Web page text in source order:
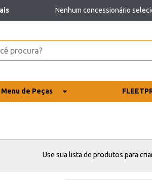
Nenhum concessionário
Menu de Peças
Use sua lista de produtos para